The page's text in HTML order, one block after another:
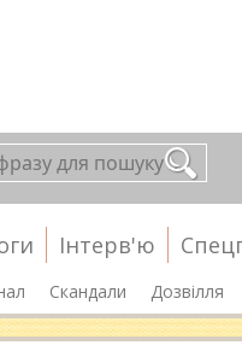
Інтерв'ю
Скандали Дозвілля